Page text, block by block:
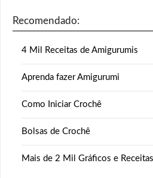
Recomendado:
4 Mil Receitas de Amigurumis
Aprenda fazer Amigurumi
Como Iniciar Crochê
Bolsas de Crochê
Mais de 2 Mil Gráficos e Receitas